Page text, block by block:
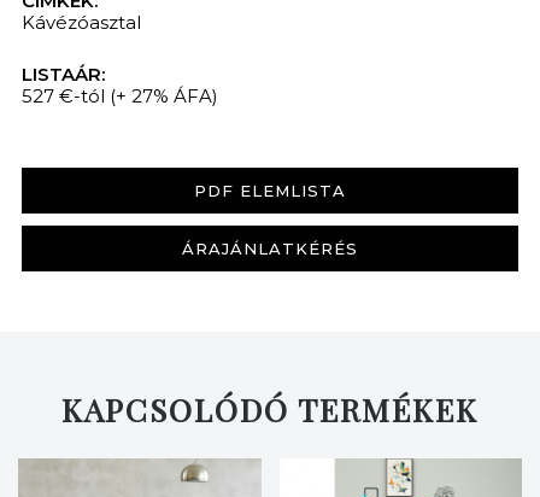
Kávézóasztal
LISTAÁR:
527 €-tól (+ 27% ÁFA)
PDF ELEMLISTA
ÁRAJÁNLATKÉRÉS
KAPCSOLÓDÓ TERMÉKEK
KERESÉS